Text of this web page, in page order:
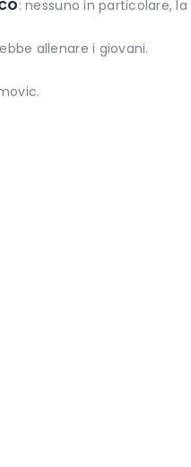
: nessuno in particolare,
allenare i giovani.